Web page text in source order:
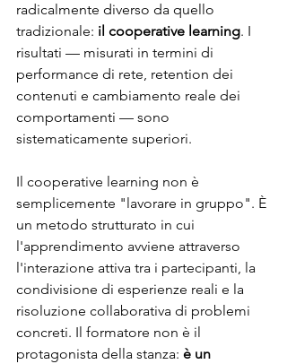
radicalmente diverso da quello
tradizionale: il cooperative learning. I
risultati — misurati in termini di
performance di rete, retention dei
contenuti e cambiamento reale dei
comportamenti — sono
sistematicamente superiori.
Il cooperative learning non è
semplicemente "lavorare in gruppo". È
un metodo strutturato in cui
l'apprendimento avviene attraverso
l'interazione attiva tra i partecipanti, la
condivisione di esperienze reali e la
risoluzione collaborativa di problemi
concreti. Il formatore non è il
protagonista della stanza: è un